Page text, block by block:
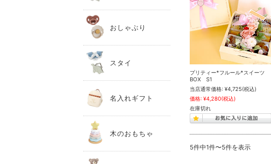
プリティー*フルール*スイーツ
BOX S1
当店通常価格: ¥4,725(税込)
価格: ¥4,280(税込)
在庫切れ
5件中1件〜5件を表示
おしゃぶり
スタイ
名入れギフト
木のおもちゃ